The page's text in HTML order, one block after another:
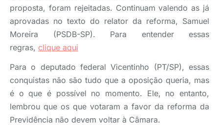
proposta, foram rejeitadas. Continuam valendo as já
aprovadas no texto do relator da reforma, Samuel
Moreira (PSDB-SP). Para entender essas
regras, clique aqui
Para o deputado federal Vicentinho (PT/SP), essas
conquistas não são tudo que a oposição queria, mas
é o que é possível no momento. Ele, no entanto,
lembrou que os que votaram a favor da reforma da
Previdência não devem voltar à Câmara.